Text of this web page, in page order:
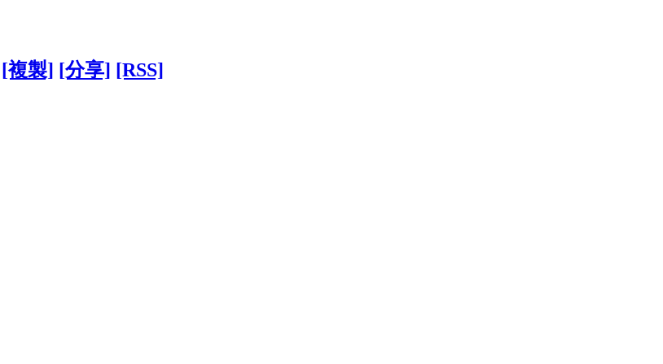
[複製] [分享] [RSS]